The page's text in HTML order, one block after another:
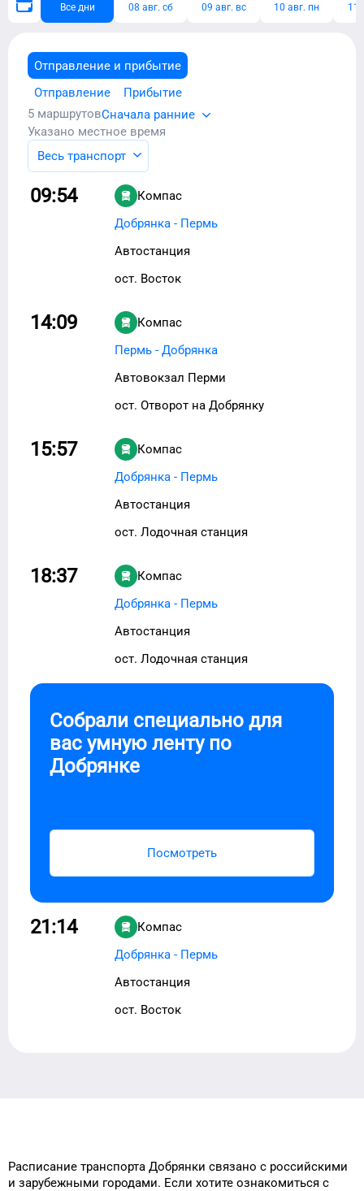
Все дни 08 авг. сб 09 авг. вс 10 авг. пн 11
Отправление и прибытие
Отправление
Прибытие
5 маршрутовСначала ранние
Указано местное время
Весь транспорт
09:54
Компас
Добрянка - Пермь
Автостанция
ост. Восток
14:09
Компас
Пермь - Добрянка
Автовокзал Перми
ост. Отворот на Добрянку
15:57
Компас
Добрянка - Пермь
Автостанция
ост. Лодочная станция
18:37
Компас
Добрянка - Пермь
Автостанция
ост. Лодочная станция
Собрали специально для
вас умную ленту по
Добрянке
Посмотреть
21:14
Компас
Добрянка - Пермь
Автостанция
ост. Восток
Расписание транспорта Добрянки связано с российскими
и зарубежными городами. Если хотите ознакомиться с